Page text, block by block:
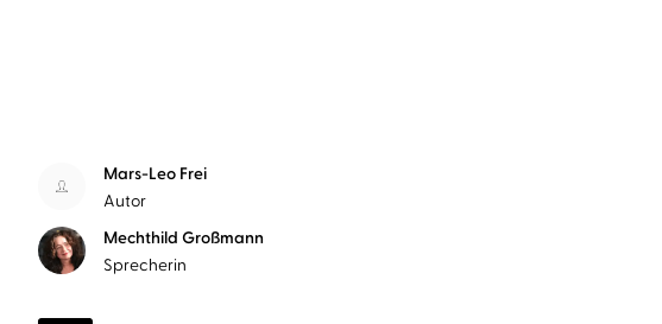
Mars-Leo Frei
Autor
Mechthild Großmann
Sprecherin